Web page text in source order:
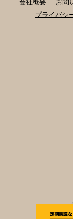
会社概要 お問
プライバシ